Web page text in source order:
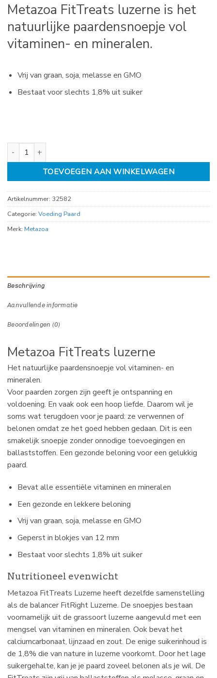
Metazoa FitTreats luzerne is het
natuurlijke paardensnoepje vol
vitaminen- en mineralen.
Vrij van graan, soja, melasse en GMO
Bestaat voor slechts 1,8% uit suiker
Metazoa FitTreats luzerne 4kg aantal
TOEVOEGEN AAN WINKELWAGEN
Artikelnummer: 32582
Categorie: Voeding Paard
Merk: Metazoa
Beschrijving
Aanvullende informatie
Beoordelingen (0)
Metazoa FitTreats luzerne
Het natuurlijke paardensnoepje vol vitaminen- en
mineralen.
Voor paarden zorgen zijn geeft je ontspanning en
voldoening. En vaak ook een hoop liefde. Daarom wil je
soms wat terugdoen voor je paard: ze verwennen of
belonen omdat ze het goed hebben gedaan. Dit is een
smakelijk snoepje zonder onnodige toevoegingen en
ballaststoffen. Een gezonde beloning voor een gelukkig
paard.
Bevat alle essentiële vitaminen en mineralen
Een gezonde en lekkere beloning
Vrij van graan, soja, melasse en GMO
Geperst in blokjes van 12 mm
Bestaat voor slechts 1,8% uit suiker
Nutritioneel evenwicht
Metazoa FitTreats Luzerne heeft dezelfde samenstelling
als de balancer FitRight Luzerne. De snoepjes bestaan
voornamelijk uit de grassoort luzerne aangevuld met een
mengsel van vitaminen en mineralen. Ook bevat het
calciumcarbonaat, lijnzaad en zout. De enige suikerinhoud is
de 1,8% die van nature in luzerne voorkomt. Door het lage
suikergehalte, kan je je paard zoveel belonen als je wil. De